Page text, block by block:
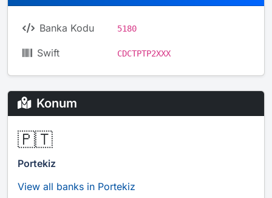
Banka Kodu 5180
Swift CDCTPTP2XXX
Konum
🇵🇹
Portekiz
View all banks in Portekiz